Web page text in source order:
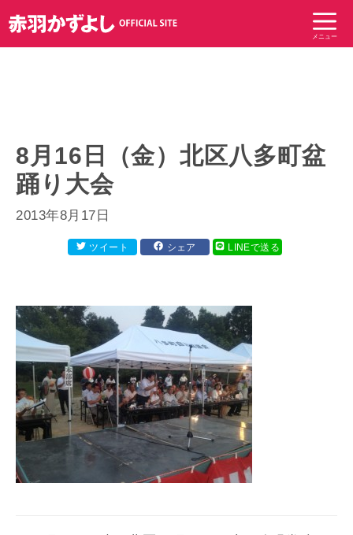
ン
テ
メニュー
8月16日（金）北区八多町盆
踊り大会
2013年8月17日
ツイート シェア LINEで送る